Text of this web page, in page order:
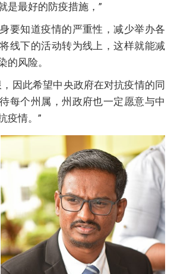
是最好的防疫措施，”
要知道疫情的严重性，减少举办各
线下的活动转为线上，这样就能减
的风险。
因此希望中央政府在对抗疫情的同
每个州属，州政府也一定愿意与中
疫情。”